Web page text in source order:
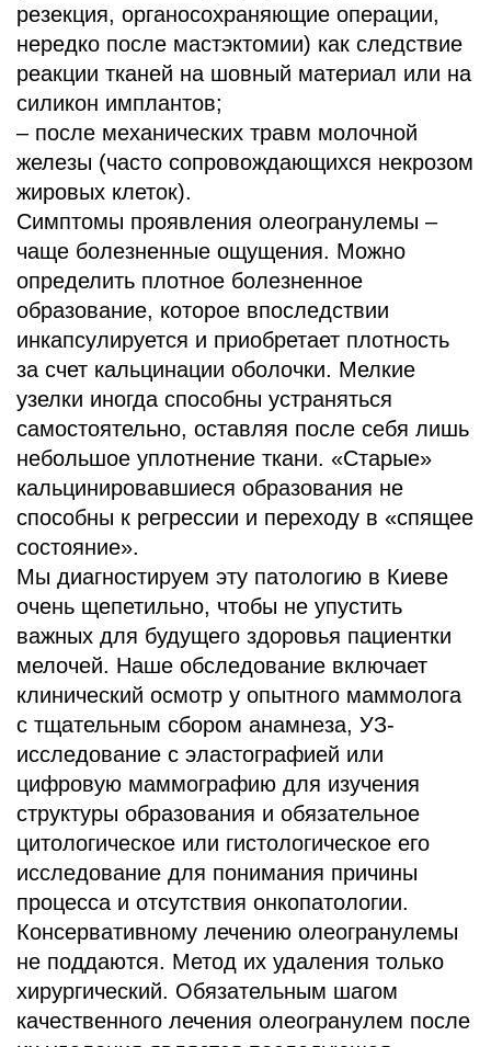
резекция, органосохраняющие операции,
нередко после мастэктомии) как следствие
реакции тканей на шовный материал или на
силикон имплантов;
– после механических травм молочной
железы (часто сопровождающихся некрозом
жировых клеток).
Симптомы проявления олеогранулемы –
чаще болезненные ощущения. Можно
определить плотное болезненное
образование, которое впоследствии
инкапсулируется и приобретает плотность
за счет кальцинации оболочки. Мелкие
узелки иногда способны устраняться
самостоятельно, оставляя после себя лишь
небольшое уплотнение ткани. «Старые»
кальцинировавшиеся образования не
способны к регрессии и переходу в «спящее
состояние».
Мы диагностируем эту патологию в Киеве
очень щепетильно, чтобы не упустить
важных для будущего здоровья пациентки
мелочей. Наше обследование включает
клинический осмотр у опытного маммолога
с тщательным сбором анамнеза, УЗ-
исследование с эластографией или
цифровую маммографию для изучения
структуры образования и обязательное
цитологическое или гистологическое его
исследование для понимания причины
процесса и отсутствия онкопатологии.
Консервативному лечению олеогранулемы
не поддаются. Метод их удаления только
хирургический. Обязательным шагом
качественного лечения олеогранулем после